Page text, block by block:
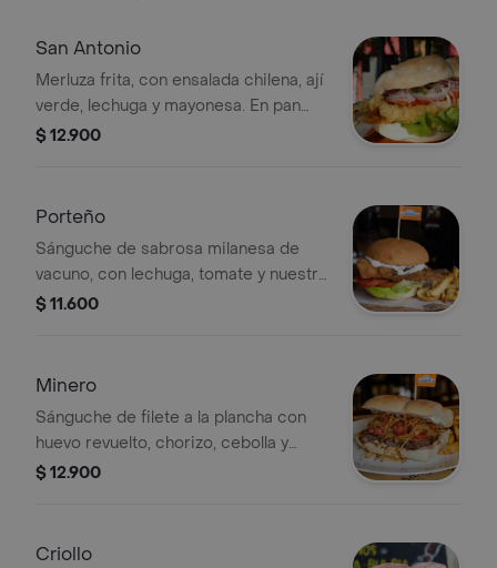
San Antonio
Merluza frita, con ensalada chilena, ají
verde, lechuga y mayonesa. En pan
marraqueta y acompañado con papas
$ 12.900
Porteño
Sánguche de sabrosa milanesa de
vacuno, con lechuga, tomate y nuestra
mayonesa casera. En frica y
$ 11.600
Minero
Sánguche de filete a la plancha con
huevo revuelto, chorizo, cebolla y
papas hilo. En pan marraqueta y
$ 12.900
Criollo